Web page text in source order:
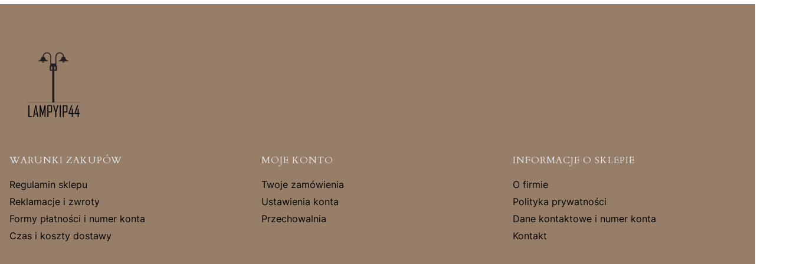
Linki w stopce
WARUNKI ZAKUPÓW
Regulamin sklepu
Reklamacje i zwroty
Formy płatności i numer konta
Czas i koszty dostawy
MOJE KONTO
Twoje zamówienia
Ustawienia konta
Przechowalnia
INFORMACJE O SKLEPIE
O firmie
Polityka prywatności
Dane kontaktowe i numer konta
Kontakt